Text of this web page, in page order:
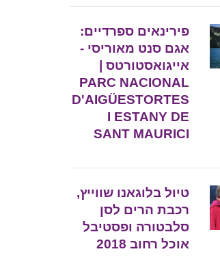
פירינאים ספרדיים:
אגם סנט מאוריסי -
אייגואסטורטס |
PARC NACIONAL
D'AIGÜESTORTES
I ESTANY DE
SANT MAURICI
טיול בלוגאנו שווייץ,
רכבת הרים לסן
סלבטורה ופסטיבל
אוכל רחוב 2018